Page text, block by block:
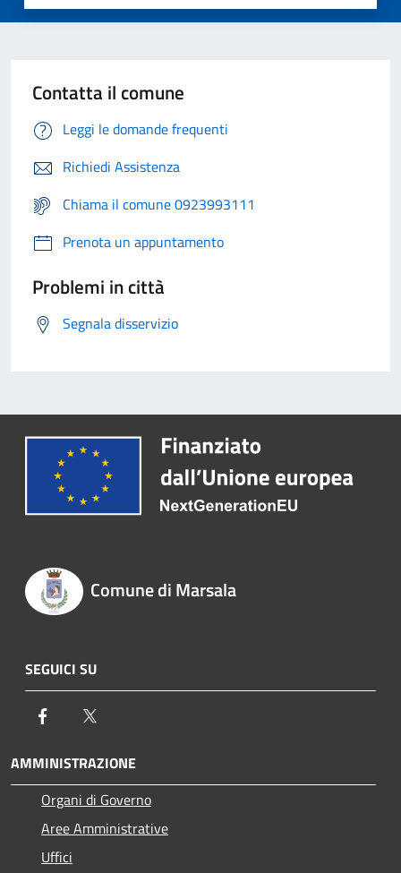
Contatta il comune
Leggi le domande frequenti
Richiedi Assistenza
Chiama il comune 0923993111
Prenota un appuntamento
Problemi in città
Segnala disservizio
Comune di Marsala
SEGUICI SU
Facebook
AMMINISTRAZIONE
Organi di Governo
Aree Amministrative
Uffici